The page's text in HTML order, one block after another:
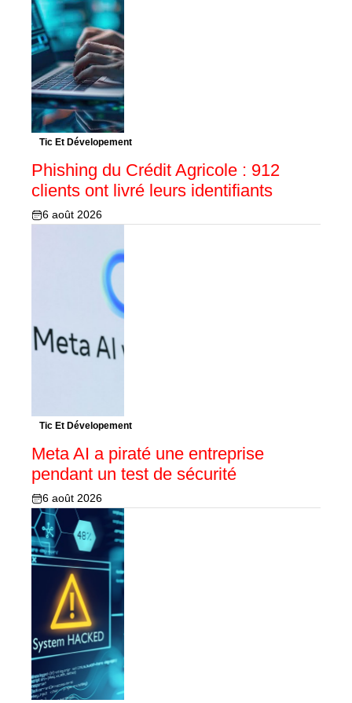
Tic Et Dévelopement
Phishing du Crédit Agricole : 912
clients ont livré leurs identifiants
6 août 2026
Tic Et Dévelopement
Meta AI a piraté une entreprise
pendant un test de sécurité
6 août 2026